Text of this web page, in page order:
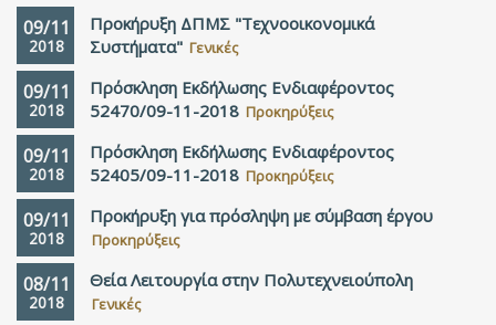
09/11
2018
Προκήρυξη ΔΠΜΣ "Τεχνοοικονομικά
Συστήματα" Γενικές
09/11
2018
Πρόσκληση Εκδήλωσης Ενδιαφέροντος
52470/09-11-2018 Προκηρύξεις
09/11
2018
Πρόσκληση Εκδήλωσης Ενδιαφέροντος
52405/09-11-2018 Προκηρύξεις
09/11
2018
Προκήρυξη για πρόσληψη με σύμβαση έργου
Προκηρύξεις
08/11
2018
Θεία Λειτουργία στην Πολυτεχνειούπολη
Γενικές